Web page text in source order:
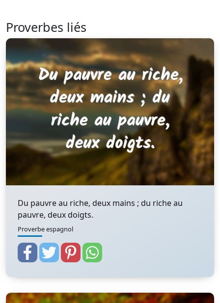
Proverbes liés
Du pauvre au riche, deux mains ; du riche au
pauvre, deux doigts.
Proverbe espagnol